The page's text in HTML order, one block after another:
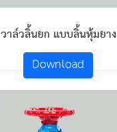
วาล์วลิ้นยก แบบลิ้นหุ้มยาง
Download